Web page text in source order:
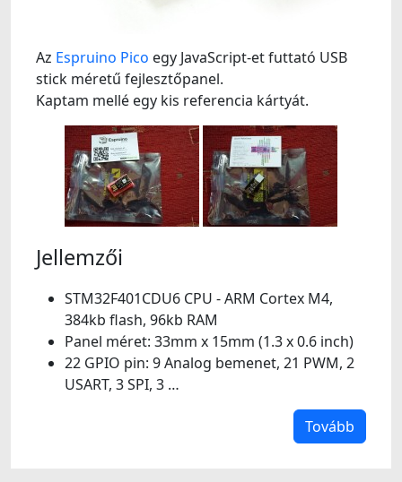
Az Espruino Pico egy JavaScript-et futtató USB
stick méretű fejlesztőpanel.
Kaptam mellé egy kis referencia kártyát.
Jellemzői
STM32F401CDU6 CPU - ARM Cortex M4,
384kb flash, 96kb RAM
Panel méret: 33mm x 15mm (1.3 x 0.6 inch)
22 GPIO pin: 9 Analog bemenet, 21 PWM, 2
USART, 3 SPI, 3 …
Tovább